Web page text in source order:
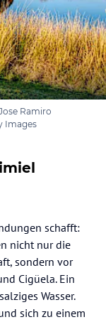
Ramiro
Images
schafft:
nicht nur die
sondern vor
Cigüela. Ein
Wasser.
sich zu einem